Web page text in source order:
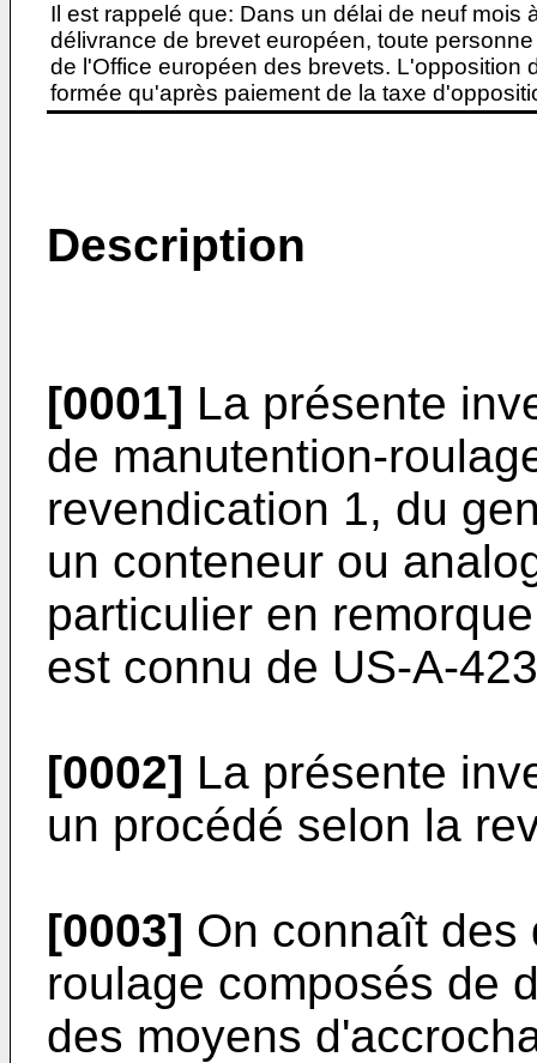
Il est rappelé que: Dans un délai de neuf
délivrance de brevet européen, toute
de l'Office européen des brevets. L'opposition
formée qu'après paiement de la taxe
Description
[0001] La présente
de manutention-
revendication 1, du
un conteneur ou
particulier en
est connu de US-A-
[0002] La présente
un procédé selon la
[0003] On connaît des
roulage composés de
des moyens